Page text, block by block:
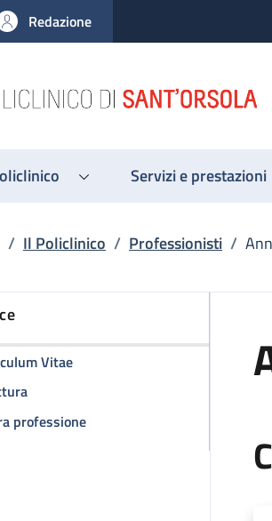
Redazione
Servizi e prestazioni
di pane
/ Il Policlinico / Professionisti /
Vitaedella pagina Anna Olga Di
della pagina Anna Olga Di Vincenzo
professionedella pagina Anna Olga Di